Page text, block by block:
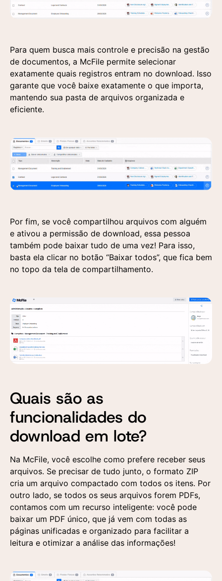
Para quem busca mais controle e precisão na gestão
de documentos, a McFile permite selecionar
exatamente quais registros entram no download. Isso
garante que você baixe exatamente o que importa,
mantendo sua pasta de arquivos organizada e
eficiente.
Por fim, se você compartilhou arquivos com alguém
e ativou a permissão de download, essa pessoa
também pode baixar tudo de uma vez! Para isso,
basta ela clicar no botão “Baixar todos”, que fica bem
no topo da tela de compartilhamento.
Quais são as
funcionalidades do
download em lote?
Na McFile, você escolhe como prefere receber seus
arquivos. Se precisar de tudo junto, o formato ZIP
cria um arquivo compactado com todos os itens. Por
outro lado, se todos os seus arquivos forem PDFs,
contamos com um recurso inteligente: você pode
baixar um PDF único, que já vem com todas as
páginas unificadas e organizado para facilitar a
leitura e otimizar a análise das informações!
Entre em contato
Preencha o formulário e um de nossos
especialistas entrará em contato para responder
suas dúvidas e entender sua demanda.
aqui para a realização
de um contato
comercial e o
recebimento de
materiais publicitários
Privacidade
Solicite uma demonstração
Preencha o formulário abaixo e nossa equipe
entrará em contato para agendar uma
apresentação personalizada da nossa plataforma.
aqui para a realização
de um contato
comercial e o
recebimento de
materiais publicitários
Privacidade
Entre em contato
Aceito a utilização
dos dados fornecidos
aqui para a realização